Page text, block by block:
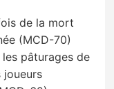
de la mort
(MCD-70)
les pâturages de